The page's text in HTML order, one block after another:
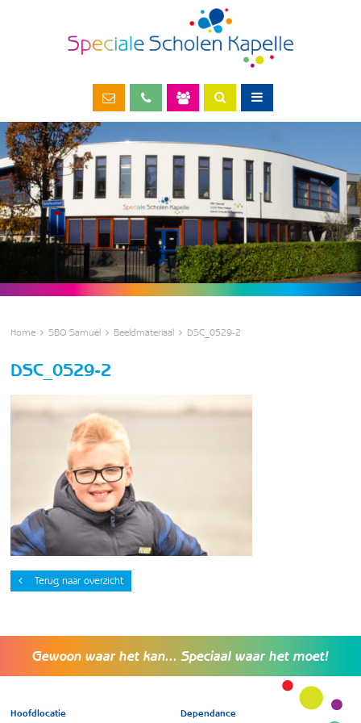
Home SBO Samuël Beeldmateriaal DSC_0529-2
DSC_0529-2
Terug naar overzicht
Gewoon waar het kan... Speciaal waar het moet!
Hoofdlocatie Dependance